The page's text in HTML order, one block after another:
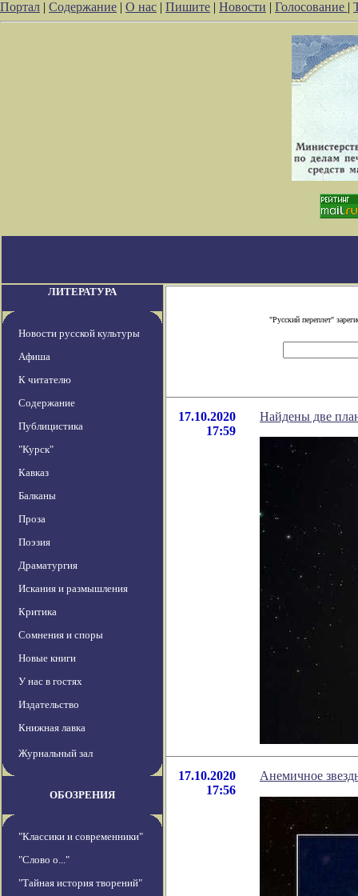
Портал | Содержание | О нас | Пишите | Новости | Голосование |
ЛИТЕРАТУРА
Новости русской культуры
Афиша
К читателю
Содержание
Публицистика
"Курск"
Кавказ
Балканы
Проза
Поэзия
Драматургия
Искания и размышления
Критика
Сомнения и споры
Новые книги
У нас в гостях
Издательство
Книжная лавка
Журнальный зал
ОБОЗРЕНИЯ
"Классики и современники"
"Слово о..."
"Тайная история творений"
"Русский переплет"
17.10.2020
17:59
Найдены две
17.10.2020
17:56
Анемичное